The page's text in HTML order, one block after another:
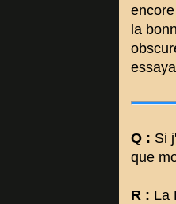
la
Q : Si
que
R : La